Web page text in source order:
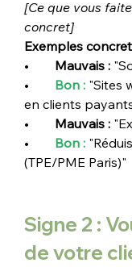
[Ce que vous
concret]
Exemples
• Mauvais :
• Bon : "Sites
en clients
• Mauvais :
• Bon :
(TPE/PME Paris)"
Signe 2 :
de votre